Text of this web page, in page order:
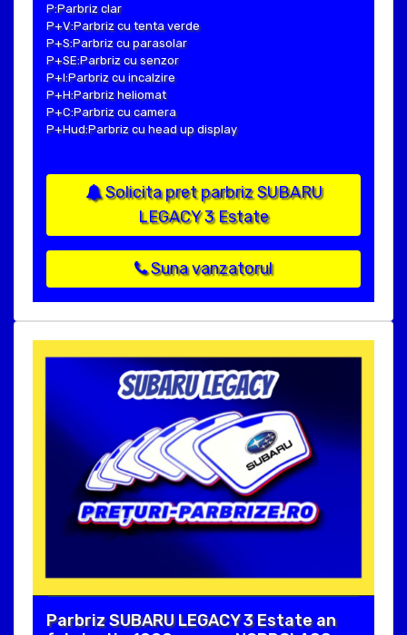
P:Parbriz clar
P+V:Parbriz cu tenta verde
P+S:Parbriz cu parasolar
P+SE:Parbriz cu senzor
P+I:Parbriz cu incalzire
P+H:Parbriz heliomat
P+C:Parbriz cu camera
P+Hud:Parbriz cu head up display
Solicita pret parbriz SUBARU
LEGACY 3 Estate
Suna vanzatorul
Parbriz SUBARU LEGACY 3 Estate an